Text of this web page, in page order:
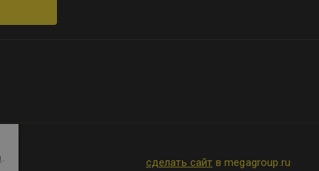
сделать сайт в megagroup.ru
.